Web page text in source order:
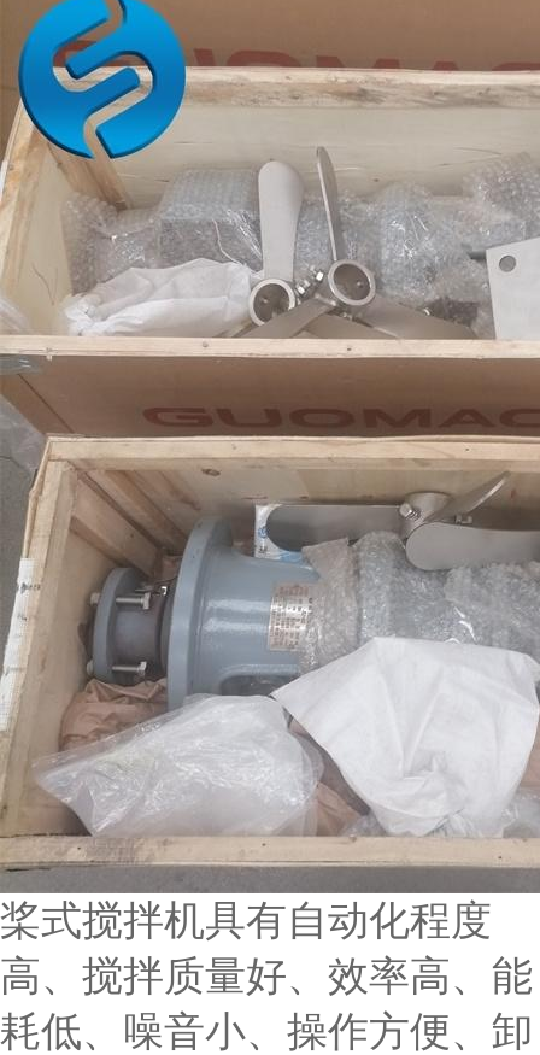
桨式搅拌机具有自动化程度
高、搅拌质量好、效率高、能
耗低、噪音小、操作方便、卸